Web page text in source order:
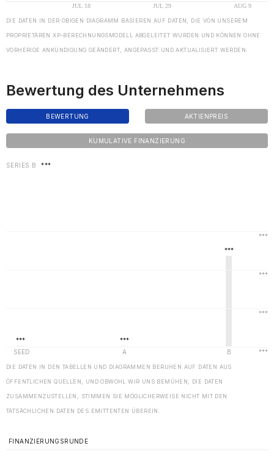
DIE DATEN IN DER OBIGEN DIAGRAMM BASIEREN AUF DATEN, DIE VON UNSEREM
PROPRIETÄREN XP-BERECHNUNGSMODELL ABGELEITET WURDEN UND KÖNNEN OHNE
VORHERIGE ANKÜNDIGUNG GEÄNDERT, ANGEPASST UND AKTUALISIERT WERDEN.
Bewertung des Unternehmens
BEWERTUNG AKTIENPREIS
KUMULATIVE FINANZIERUNG
SERIES B ***
DIE DATEN IN DEN TABELLEN UND DIAGRAMMEN BERUHEN AUF DATEN AUS
ÖFFENTLICHEN QUELLEN, UND OBWOHL WIR UNS BEMÜHEN, DIE DATEN
ZUSAMMENZUSTELLEN, STIMMEN SIE MÖGLICHERWEISE NICHT MIT DEN
TATSÄCHLICHEN DATEN DES EMITTENTEN ÜBEREIN.
FINANZIERUNGSRUNDE